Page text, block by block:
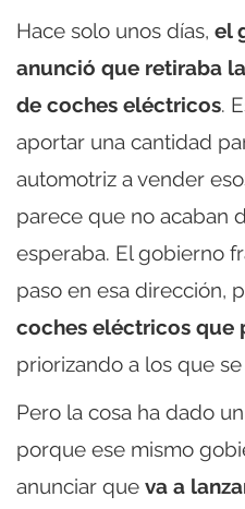
Hace solo unos días, el
anunció que retiraba
de coches eléctricos.
aportar una cantidad
automotriz a vender
parece que no acaban
esperaba. El gobierno
paso en esa dirección,
coches eléctricos que
priorizando a los que
Pero la cosa ha dado
porque ese mismo
anunciar que va a